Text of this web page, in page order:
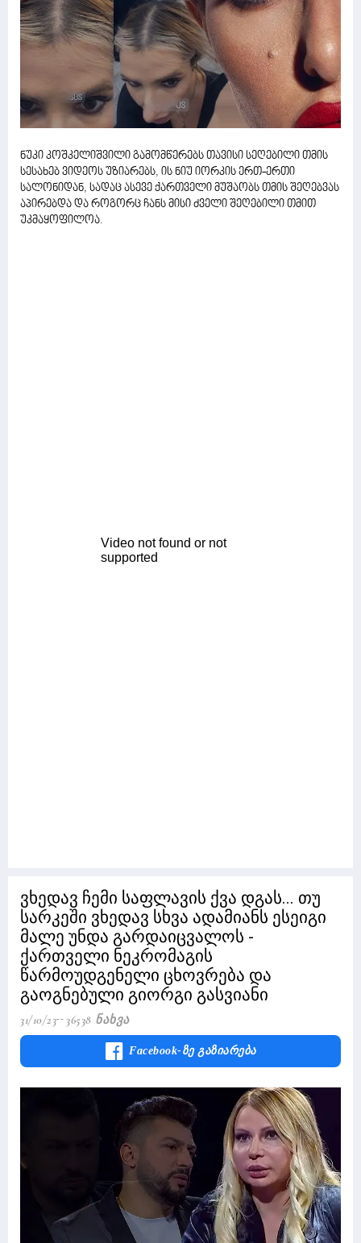
ნუკი კოშკელიშვილი გამომწერებს თავისი სეღებილი თმის
სესახებ ვიდეოს უზიარებს, ის ნიუ იორკის ერთ-ერთი
სალონიდან, სადაც ასევე ქართველი მუშაობს თმის შეღებვას
აპირებდა და როგორც ჩანს მისი ძველი შეღებილი თმით
უკმაყოფილოა.
ვხედავ ჩემი საფლავის ქვა დგას... თუ
სარკეში ვხედავ სხვა ადამიანს ესეიგი
მალე უნდა გარდაიცვალოს -
ქართველი ნეკრომაგის
წარმოუდგენელი ცხოვრება და
გაოგნებული გიორგი გასვიანი
31/10/23 36538 Ნახვა
Facebook-Ზე Გაზიარება